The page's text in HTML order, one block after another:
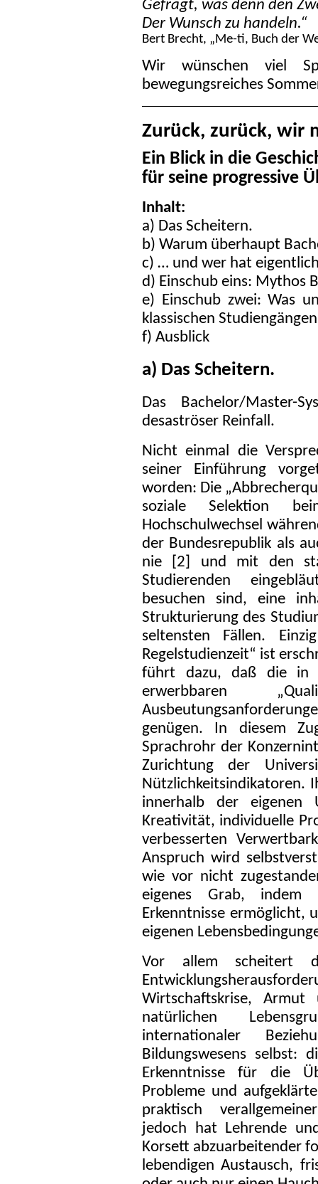
Gefragt, was denn den
Der Wunsch zu handeln.“
Bert Brecht, „Me-ti, Buch der
Wir wünschen viel
bewegungsreiches
Zurück, zurück, wir
Ein Blick in die
für seine progressive
Inhalt:
a) Das Scheitern.
b) Warum überhaupt
c) … und wer hat
d) Einschub eins: Mythos
e) Einschub zwei: Was
klassischen
f) Ausblick
a) Das Scheitern.
Das Bachelor/
desaströser Reinfall.
Nicht einmal die
seiner Einführung
worden: Die
soziale Selektion
Hochschulwechsel
der Bundesrepublik als
nie [2] und mit den
Studierenden
besuchen sind, eine
Strukturierung des
seltensten Fällen.
Regelstudienzeit“ ist
führt dazu, daß die in
erwerbbaren
genügen. In diesem
Sprachrohr der
Zurichtung der
Nützlichkeitsindikatoren.
innerhalb der eigenen
Kreativität, individuelle
verbesserten
Anspruch wird
wie vor nicht
eigenes Grab, indem
Erkenntnisse ermöglicht,
eigenen
Vor allem scheitert
Wirtschaftskrise,
natürlichen
internationaler
Bildungswesens selbst:
Erkenntnisse für die
Probleme und
praktisch
jedoch hat Lehrende
Korsett abzuarbeitender
lebendigen Austausch,